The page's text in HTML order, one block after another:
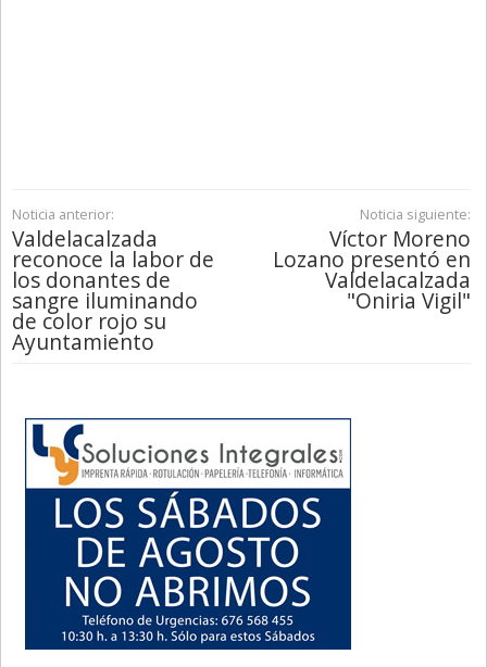
Noticia anterior:
Valdelacalzada
reconoce la labor de
los donantes de
sangre iluminando
de color rojo su
Ayuntamiento
Noticia siguiente:
Víctor Moreno
Lozano presentó en
Valdelacalzada
"Oniria Vigil"